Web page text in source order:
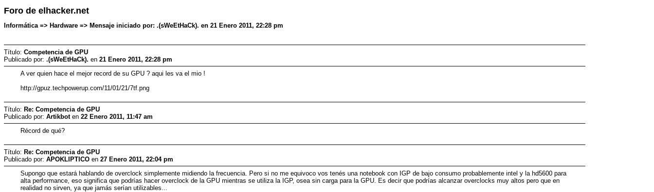
Foro de elhacker.net
Informática => Hardware => Mensaje iniciado por: .(sWeEtHaCk). en 21 Enero 2011, 22:28 pm
Título: Competencia de GPU
Publicado por: .(sWeEtHaCk). en 21 Enero 2011, 22:28 pm
A ver quien hace el mejor record de su GPU ? aqui les va el mio !
http://gpuz.techpowerup.com/11/01/21/7tf.png
Título: Re: Competencia de GPU
Publicado por: Artikboten 22 Enero 2011, 11:47 am
Récord de qué?
Título: Re: Competencia de GPU
Publicado por: APOKLIPTICO en 27 Enero 2011, 22:04 pm
Supongo que estará hablando de overclock simplemente midiendo la frecuencia. Pero si no me equivoco vos tenés una notebook con IGP de bajo consumo probablemente intel y la hd5600 para
alta performance, eso significa que podrías hacer overclock de la GPU mientras se utiliza la IGP, osea sin carga para la GPU. Es decir que podrías alcanzar overclocks muy altos pero que en
realidad no sirven, ya que jamás serían utilizables...